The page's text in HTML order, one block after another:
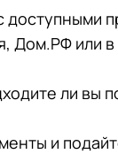
доступными
Дом.РФ или
ли вы
и